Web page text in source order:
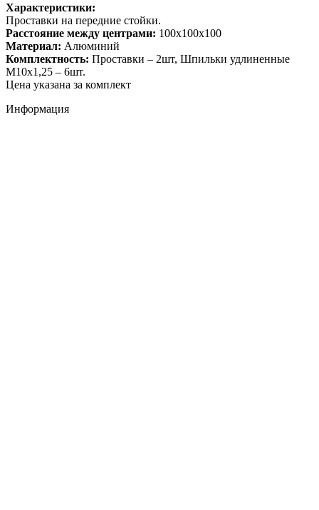
Характеристики:
Проставки на передние стойки.
Расстояние между центрами: 100х100х100
Материал: Алюминий
Комплектность: Проставки – 2шт, Шпильки удлиненные
М10х1,25 – 6шт.
Цена указана за комплект
Информация